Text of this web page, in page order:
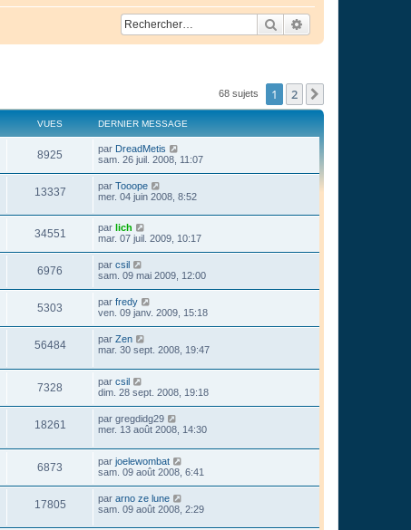
Rechercher
68 sujets 1 2
VUES DERNIER MESSAGE
8925 par DreadMetis
sam. 26 juil. 2008, 11:07
13337 par Tooope
mer. 04 juin 2008, 8:52
34551 par lich
mar. 07 juil. 2009, 10:17
6976 par csil
sam. 09 mai 2009, 12:00
5303 par fredy
ven. 09 janv. 2009, 15:18
56484 par Zen
mar. 30 sept. 2008, 19:47
7328 par csil
dim. 28 sept. 2008, 19:18
18261 par gregdidg29
mer. 13 août 2008, 14:30
6873 par joelewombat
sam. 09 août 2008, 6:41
17805 par arno ze lune
sam. 09 août 2008, 2:29